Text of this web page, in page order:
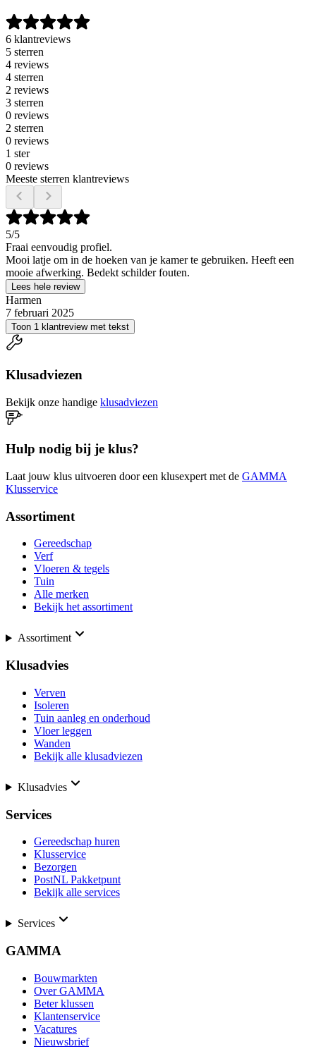
6 klantreviews
5 sterren
4 reviews
4 sterren
2 reviews
3 sterren
0 reviews
2 sterren
0 reviews
1 ster
0 reviews
Meeste sterren klantreviews
5/5
Fraai eenvoudig profiel.
Mooi latje om in de hoeken van je kamer te gebruiken. Heeft een
mooie afwerking. Bedekt schilder fouten.
Lees hele review
Harmen
7 februari 2025
Toon 1 klantreview met tekst
Klusadviezen
Bekijk onze handige klusadviezen
Hulp nodig bij je klus?
Laat jouw klus uitvoeren door een klusexpert met de GAMMA
Klusservice
Assortiment
Gereedschap
Verf
Vloeren & tegels
Tuin
Alle merken
Bekijk het assortiment
Assortiment
Klusadvies
Verven
Isoleren
Tuin aanleg en onderhoud
Vloer leggen
Wanden
Bekijk alle klusadviezen
Klusadvies
Services
Gereedschap huren
Klusservice
Bezorgen
PostNL Pakketpunt
Bekijk alle services
Services
GAMMA
Bouwmarkten
Over GAMMA
Beter klussen
Klantenservice
Vacatures
Nieuwsbrief